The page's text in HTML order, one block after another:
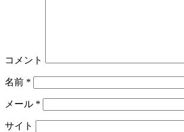
コメント
名前 *
メール *
サイト